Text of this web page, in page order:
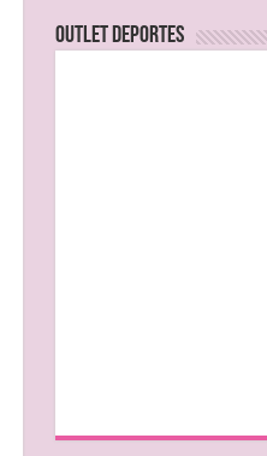
OUTLET DEPORTES